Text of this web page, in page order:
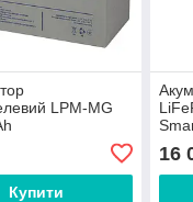
LPM-MG
Купити
16